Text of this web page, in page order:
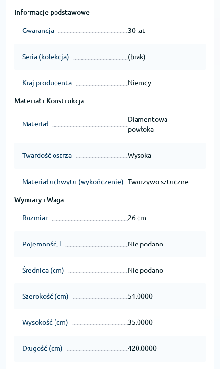
Informacje podstawowe
Gwarancja 30 lat
Seria (kolekcja) (brak)
Kraj producenta Niemcy
Materiał i Konstrukcja
Materiał
Diamentowa
powłoka
Twardość ostrza Wysoka
Materiał uchwytu (wykończenie) Tworzywo sztuczne
Wymiary i Waga
Rozmiar 26 cm
Pojemność, l Nie podano
Średnica (cm) Nie podano
Szerokość (cm) 51.0000
Wysokość (cm) 35.0000
Długość (cm) 420.0000